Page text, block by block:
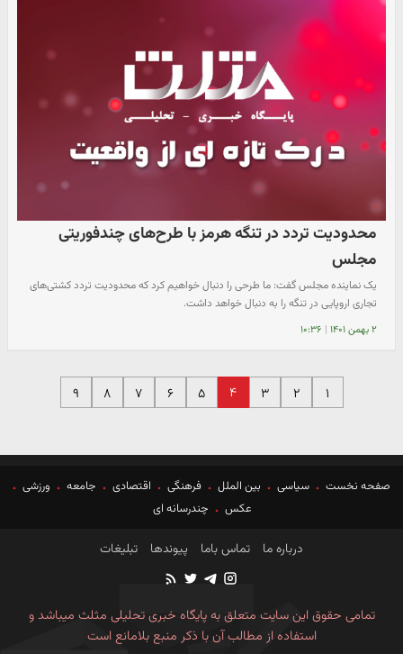
محدودیت تردد در تنگه هرمز با طرح‌های چندفوریتی
مجلس
یک نماینده مجلس گفت: ما طرحی را دنبال خواهیم کرد که محدودیت تردد کشتی‌های
تجاری اروپایی در تنگه را به دنبال خواهد داشت.
۲ بهمن ۱۴۰۱ | ۱۰:۳۶
۱ ۲ ۳ ۴ ۵ ۶ ۷ ۸ ۹
صفحه نخست سیاسی بین الملل فرهنگی اقتصادی جامعه
ورزشی
عکس
چندرسانه ای
درباره ما تماس باما پیوندها تبلیغات
تمامی حقوق این سایت متعلق به پایگاه خبری تحلیلی مثلث میباشد و
استفاده از مطالب آن با ذکر منبع بلامانع است